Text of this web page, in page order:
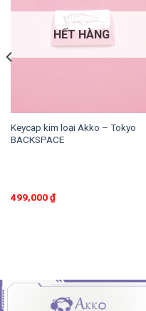
HẾT HÀNG
Keycap kim loại Akko – Tokyo
BACKSPACE
499,000₫